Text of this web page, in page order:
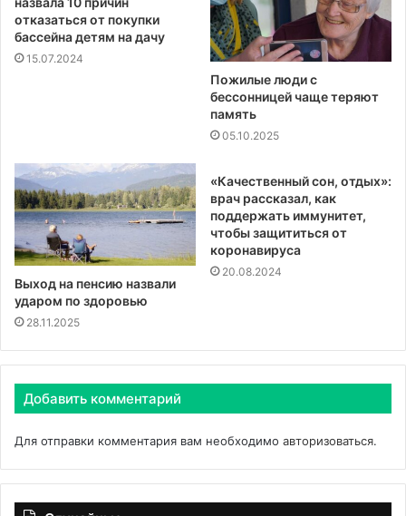
отказаться от покупки
бассейна детям на дачу
15.07.2024
Пожилые люди с
бессонницей чаще теряют
память
05.10.2025
Выход на пенсию назвали
ударом по здоровью
28.11.2025
«Качественный сон, отдых»:
врач рассказал, как
поддержать иммунитет,
чтобы защититься от
коронавируса
20.08.2024
Добавить комментарий
Для отправки комментария вам необходимо авторизоваться.